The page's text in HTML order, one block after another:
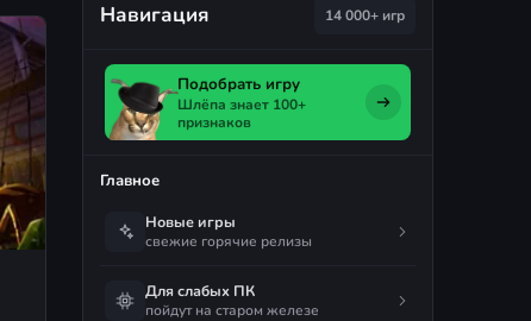
Навигация 14 000+ игр
Подобрать игру
Шлёпа знает 100+
признаков
Главное
Новые игры
свежие горячие релизы
Для слабых ПК
пойдут на старом железе